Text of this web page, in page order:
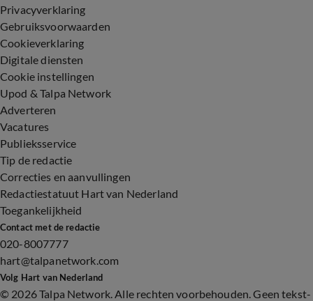
Privacyverklaring
Gebruiksvoorwaarden
Cookieverklaring
Digitale diensten
Cookie instellingen
Upod & Talpa Network
Adverteren
Vacatures
Publieksservice
Tip de redactie
Correcties en aanvullingen
Redactiestatuut Hart van Nederland
Toegankelijkheid
Contact met de redactie
020-8007777
hart@talpanetwork.com
Volg Hart van Nederland
© 2026 Talpa Network. Alle rechten voorbehouden. Geen tekst-